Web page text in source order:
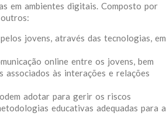
em ambientes digitais. Composto por
jovens, através das tecnologias, em
online entre os jovens, bem
às interações e relações
adotar para gerir os riscos
educativas adequadas para a